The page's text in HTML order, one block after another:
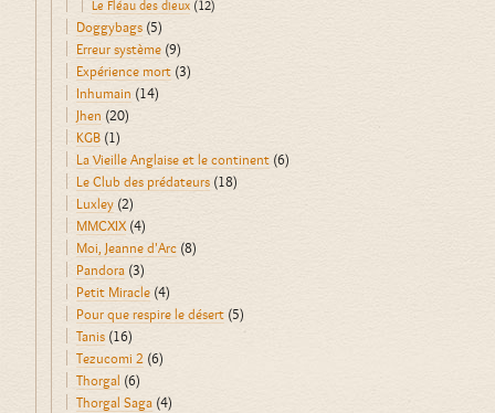
Le Fléau des dieux (12)
Doggybags (5)
Erreur système (9)
Expérience mort (3)
Inhumain (14)
Jhen (20)
KGB (1)
La Vieille Anglaise et le continent (6)
Le Club des prédateurs (18)
Luxley (2)
MMCXIX (4)
Moi, Jeanne d'Arc (8)
Pandora (3)
Petit Miracle (4)
Pour que respire le désert (5)
Tanis (16)
Tezucomi 2 (6)
Thorgal (6)
Thorgal Saga (4)